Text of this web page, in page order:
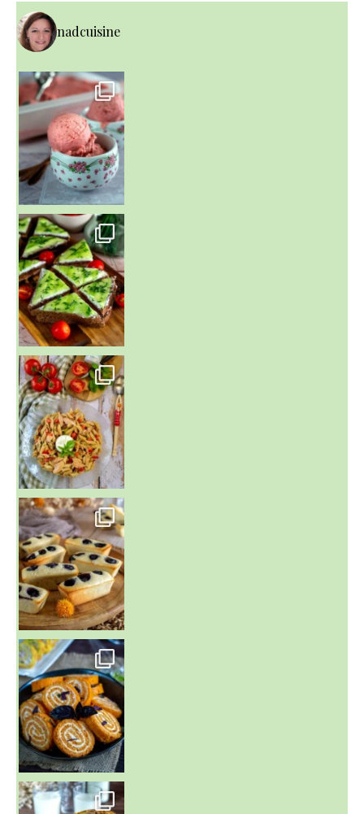
nadcuisine
~ NICE CREAM À LA FRAISE ~
Presque un mois que
~ SALADE DE PÂTES AUX DEUX TOMATES THON ET BURRA
~ FINANCIERS MYRTILLES ET CITRON ~
Aujourd'hu